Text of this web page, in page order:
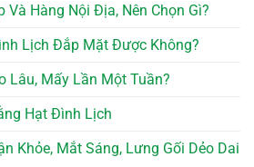
Và Hàng Nội Địa, Nên Chọn Gì?
Lịch Đắp Mặt Được Không?
Lâu, Mấy Lần Một Tuần?
Hạt Đình Lịch
Khỏe, Mắt Sáng, Lưng Gối Dẻo Dai